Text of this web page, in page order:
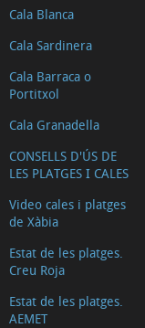
Cala Blanca
Cala Sardinera
Cala Barraca o
Portitxol
Cala Granadella
CONSELLS D'ÚS DE
LES PLATGES I CALES
Video cales i platges
de Xàbia
Estat de les platges.
Creu Roja
Estat de les platges.
AEMET